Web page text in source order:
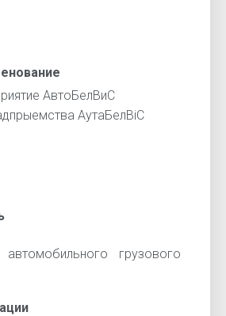
АвтоБелВиС
АутаБелВiС
автомобильного грузового